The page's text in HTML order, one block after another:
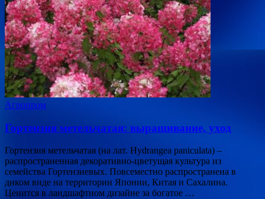
Агропром
Гортензия метельчатая: выращивание, уход
Гортензия метельчатая (на лат. Hydrangea paniculata) –
распространенная декоративно-цветущая культура из
семейства Гортензиевых. Повсеместно распространена в
диком виде на территории Японии, Китая и Сахалина.
Ценится в ландшафтном дизайне за богатое …